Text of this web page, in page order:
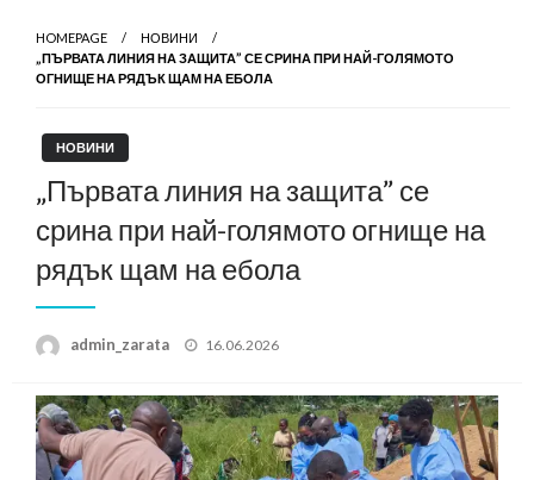
HOMEPAGE
НОВИНИ
„ПЪРВАТА ЛИНИЯ НА ЗАЩИТА” СЕ СРИНА ПРИ НАЙ-ГОЛЯМОТО
ОГНИЩЕ НА РЯДЪК ЩАМ НА ЕБОЛА
НОВИНИ
„Първата линия на защита” се
срина при най-голямото огнище на
рядък щам на ебола
admin_zarata
Posted
16.06.2026